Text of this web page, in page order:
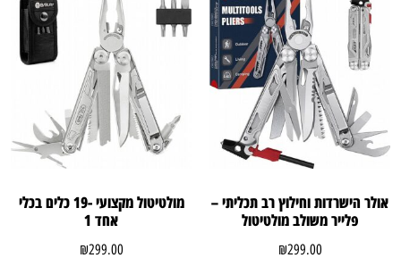
אולר הישרדות וחילוץ רב תכליתי –
פלייר משולב מולטיטול
₪299.00
מולטיטול מקצועי -19 כלים בכלי
אחד 1
₪299.00